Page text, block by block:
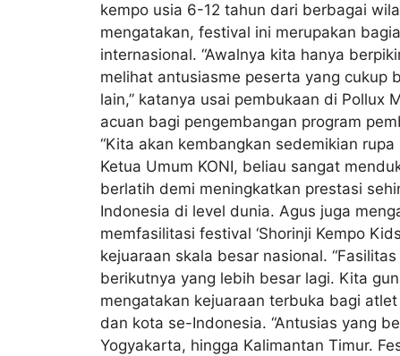
kempo usia 6-12 tahun dari berbagai
mengatakan, festival ini merupakan
internasional. “Awalnya kita hanya
melihat antusiasme peserta yang cukup
lain,” katanya usai pembukaan di Pollux
acuan bagi pengembangan program
“Kita akan kembangkan sedemikian
Ketua Umum KONI, beliau sangat
berlatih demi meningkatkan prestasi
Indonesia di level dunia. Agus juga
memfasilitasi festival ‘Shorinji Kempo
kejuaraan skala besar nasional.
berikutnya yang lebih besar lagi. Kita
mengatakan kejuaraan terbuka bagi
dan kota se-Indonesia. “Antusias yang
Yogyakarta, hingga Kalimantan Timur.